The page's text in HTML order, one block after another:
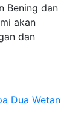
Bening dan
akan
dan
Dua Wetan